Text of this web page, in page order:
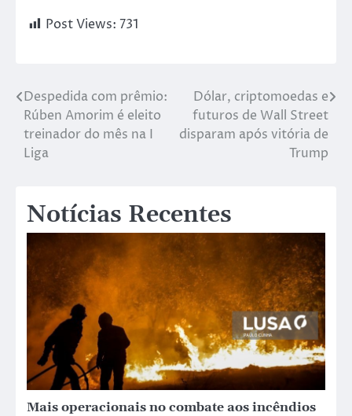
Post Views: 731
Despedida com prêmio:
Rúben Amorim é eleito
treinador do mês na I
Liga
Dólar, criptomoedas e
futuros de Wall Street
disparam após vitória de
Trump
Notícias Recentes
Mais operacionais no combate aos incêndios